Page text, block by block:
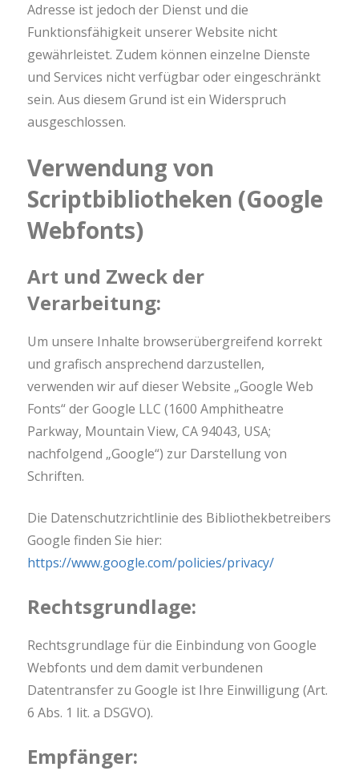
Adresse ist jedoch der Dienst und die
Funktionsfähigkeit unserer Website nicht
gewährleistet. Zudem können einzelne Dienste
und Services nicht verfügbar oder eingeschränkt
sein. Aus diesem Grund ist ein Widerspruch
ausgeschlossen.
Verwendung von
Scriptbibliotheken (Google
Webfonts)
Art und Zweck der
Verarbeitung:
Um unsere Inhalte browserübergreifend korrekt
und grafisch ansprechend darzustellen,
verwenden wir auf dieser Website „Google Web
Fonts“ der Google LLC (1600 Amphitheatre
Parkway, Mountain View, CA 94043, USA;
nachfolgend „Google“) zur Darstellung von
Schriften.
Die Datenschutzrichtlinie des Bibliothekbetreibers
Google finden Sie hier:
https://www.google.com/policies/privacy/
Rechtsgrundlage:
Rechtsgrundlage für die Einbindung von Google
Webfonts und dem damit verbundenen
Datentransfer zu Google ist Ihre Einwilligung (Art.
6 Abs. 1 lit. a DSGVO).
Empfänger: